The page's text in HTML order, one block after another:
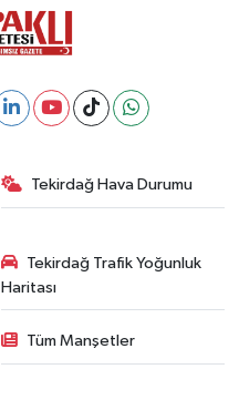
Tekirdağ Hava Durumu
Tekirdağ Trafik Yoğunluk
Haritası
Tüm Manşetler